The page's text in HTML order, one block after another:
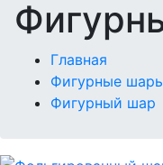
Главная
Фигурные
Фигурный шар